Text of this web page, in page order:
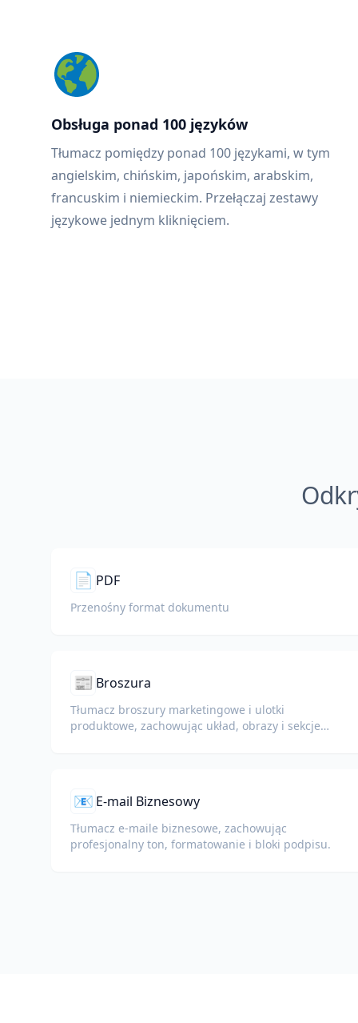
Obsługa ponad 100 języków
Tłumacz pomiędzy ponad 100 językami, w tym
angielskim, chińskim, japońskim, arabskim,
francuskim i niemieckim. Przełączaj zestawy
językowe jednym kliknięciem.
📄 PDF
Przenośny format dokumentu
📰 Broszura
Tłumacz broszury marketingowe i ulotki
produktowe, zachowując układ, obrazy i sekcje
📧 E-mail Biznesowy
Tłumacz e-maile biznesowe, zachowując
profesjonalny ton, formatowanie i bloki podpisu.